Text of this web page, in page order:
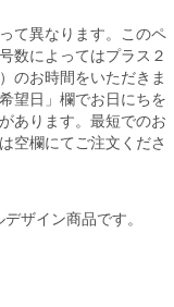
て異なります。このペ
数によってはプラス２
のお時間をいただきま
望日」欄でお日にちを
あります。最短でのお
空欄にてご注文くださ
ザイン商品です。